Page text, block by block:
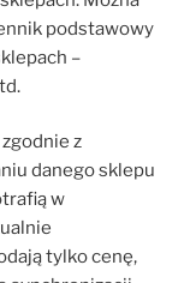
podstawowy
–
z
danego sklepu
w
tylko cenę,